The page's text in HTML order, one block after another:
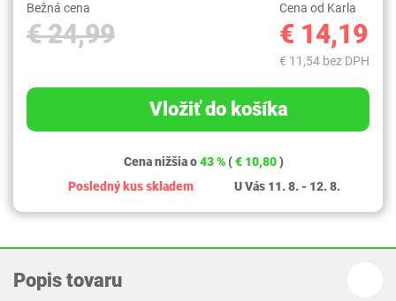
Bežná cena
€ 24,99
Cena od Karla
€ 14,19
€ 11,54 bez DPH
Vložiť do košíka
Cena nižšia o43 % (€ 10,80)
Posledný kus skladem
U Vás 11. 8. - 12. 8.
Popis tovaru